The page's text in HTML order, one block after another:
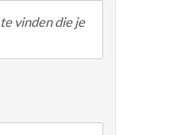
vinden die je